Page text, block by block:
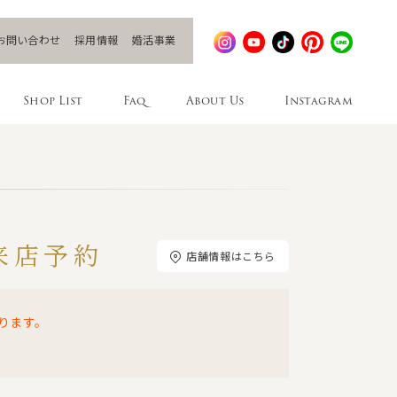
Shop List Faq About Us Instagram
問い合わせ 採用情報 婚活事業
予約
す。
店舗情報はこちら